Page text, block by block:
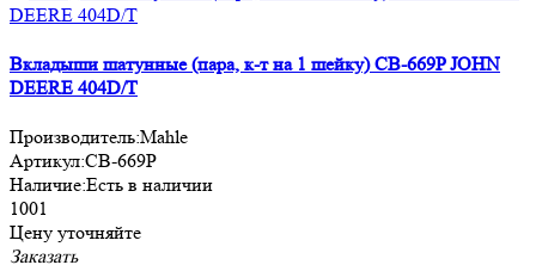
Вкладыши шатунные (пара, к-т на 1 шейку) CB-669P JOHN
DEERE 404D/T
Производитель:Mahle
Артикул:CB-669P
Наличие:Есть в наличии
1001
Цену уточняйте
Заказать